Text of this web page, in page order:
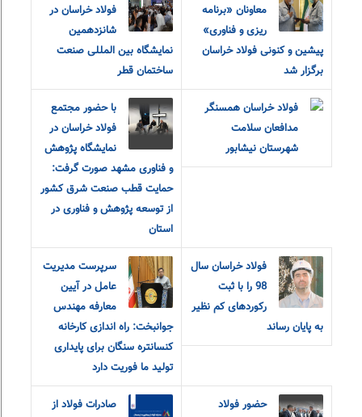
معاونان «برنامه
ریزی و فناوری»
پیشین و کنونی فولاد خراسان
برگزار شد
فولاد خراسان در
شانزدهمین
نمایشگاه بین المللی صنعت
ساختمان قطر
فولاد خراسان همسنگر
مدافعان سلامت
شهرستان نیشابور
با حضور مجتمع
فولاد خراسان در
نمایشگاه پژوهش
و فناوری مشهد صورت گرفت:
حمایت قطب صنعت شرق کشور
از توسعه پژوهش و فناوری در
استان
فولاد خراسان سال
98 را با ثبت
رکوردهای کم نظیر
به پایان رساند
سرپرست مدیریت
عامل در آیین
معارفه مهندس
جوانبخت: راه اندازی کارخانه
کنسانتره سنگان برای پایداری
تولید ما فوریت دارد
حضور فولاد
صادرات فولاد از